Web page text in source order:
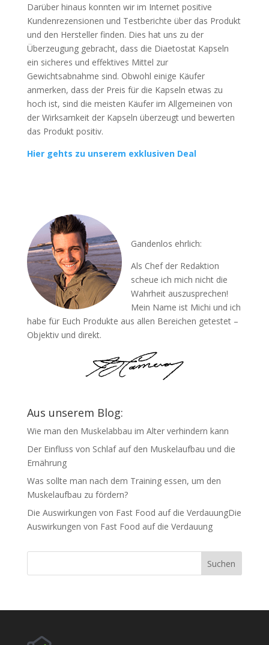
Darüber hinaus konnten wir im Internet positive
Kundenrezensionen und Testberichte über das Produkt
und den Hersteller finden. Dies hat uns zu der
Überzeugung gebracht, dass die Diaetostat Kapseln
ein sicheres und effektives Mittel zur
Gewichtsabnahme sind. Obwohl einige Käufer
anmerken, dass der Preis für die Kapseln etwas zu
hoch ist, sind die meisten Käufer im Allgemeinen von
der Wirksamkeit der Kapseln überzeugt und bewerten
das Produkt positiv.
Hier gehts zu unserem exklusiven Deal
Gandenlos ehrlich:
Als Chef der Redaktion
scheue ich mich nicht die
Wahrheit auszusprechen!
Mein Name ist Michi und ich
habe für Euch Produkte aus allen Bereichen getestet –
Objektiv und direkt.
Aus unserem Blog:
Wie man den Muskelabbau im Alter verhindern kann
Der Einfluss von Schlaf auf den Muskelaufbau und die
Ernährung
Was sollte man nach dem Training essen, um den
Muskelaufbau zu fördern?
Die Auswirkungen von Fast Food auf die VerdauungDie
Auswirkungen von Fast Food auf die Verdauung